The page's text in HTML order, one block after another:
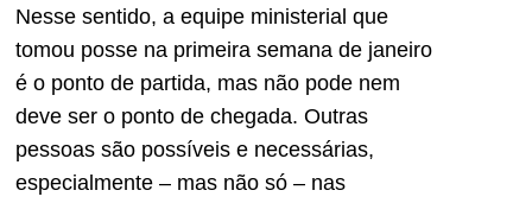
Nesse sentido, a equipe ministerial que
tomou posse na primeira semana de janeiro
é o ponto de partida, mas não pode nem
deve ser o ponto de chegada. Outras
pessoas são possíveis e necessárias,
especialmente – mas não só – nas